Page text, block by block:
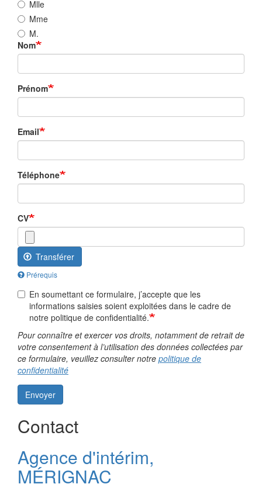
Mlle
Mme
M.
Nom
Prénom
Email
Téléphone
CV
Transférer
Prérequis
En soumettant ce formulaire, j’accepte que les
informations saisies soient exploitées dans le cadre de
notre politique de confidentialité.
Pour connaître et exercer vos droits, notamment de retrait de
votre consentement à l’utilisation des données collectées par
ce formulaire, veuillez consulter notre politique de
confidentialité
Envoyer
Contact
Agence d'intérim,
MÉRIGNAC